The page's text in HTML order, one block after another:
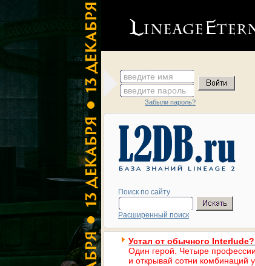
введите имя
введите пароль
Забыли пароль?
Поиск по сайту
Расширенный поиск
Устал от обычного
Один герой. Четыре
и открывай сотни комбинаций